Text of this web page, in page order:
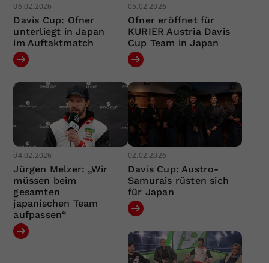
06.02.2026
Davis Cup: Ofner
unterliegt in Japan
im Auftaktmatch
05.02.2026
Ofner eröffnet für
KURIER Austria Davis
Cup Team in Japan
04.02.2026
Jürgen Melzer: „Wir
müssen beim
gesamten
japanischen Team
aufpassen“
02.02.2026
Davis Cup: Austro-
Samurais rüsten sich
für Japan